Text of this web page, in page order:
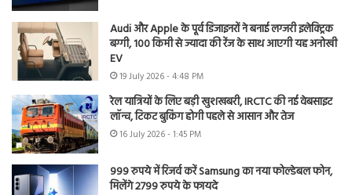
Audi और Apple के पूर्व डिजाइनरों ने बनाई लग्जरी इलेक्ट्रिक
बग्गी, 100 किमी से ज्यादा की रेंज के साथ आएगी यह अनोखी
EV
19 July 2026 - 4:48 PM
रेल यात्रियों के लिए बड़ी खुशखबरी, IRCTC की नई वेबसाइट
लॉन्च, टिकट बुकिंग होगी पहले से आसान और तेज
16 July 2026 - 1:45 PM
999 रुपये में रिजर्व करें Samsung का नया फोल्डेबल फोन,
मिलेंगे 2799 रुपये के फायदे